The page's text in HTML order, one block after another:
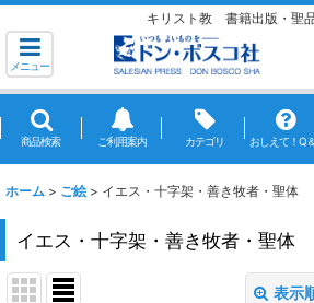
キリスト教 書籍出版・聖
メニュー
商品検索 ご利用案内 カテゴリ おしえて！Q
ホーム > ご絵 > イエス・十字架・善き牧者・聖体
イエス・十字架・善き牧者・聖体
表示